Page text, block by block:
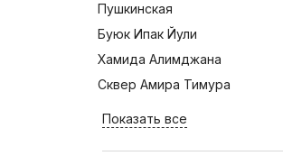
Пушкинская
Буюк Ипак Йули
Хамида Алимджана
Сквер Амира Тимура
Показать все